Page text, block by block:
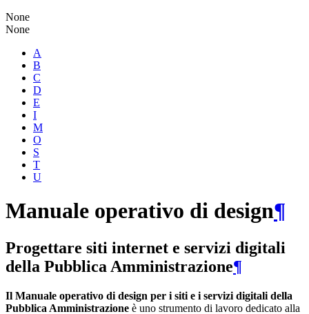
None
None
A
B
C
D
E
I
M
O
S
T
U
Manuale operativo di design¶
Progettare siti internet e servizi digitali
della Pubblica Amministrazione¶
Il Manuale operativo di design per i siti e i servizi digitali della
Pubblica Amministrazione è uno strumento di lavoro dedicato alla